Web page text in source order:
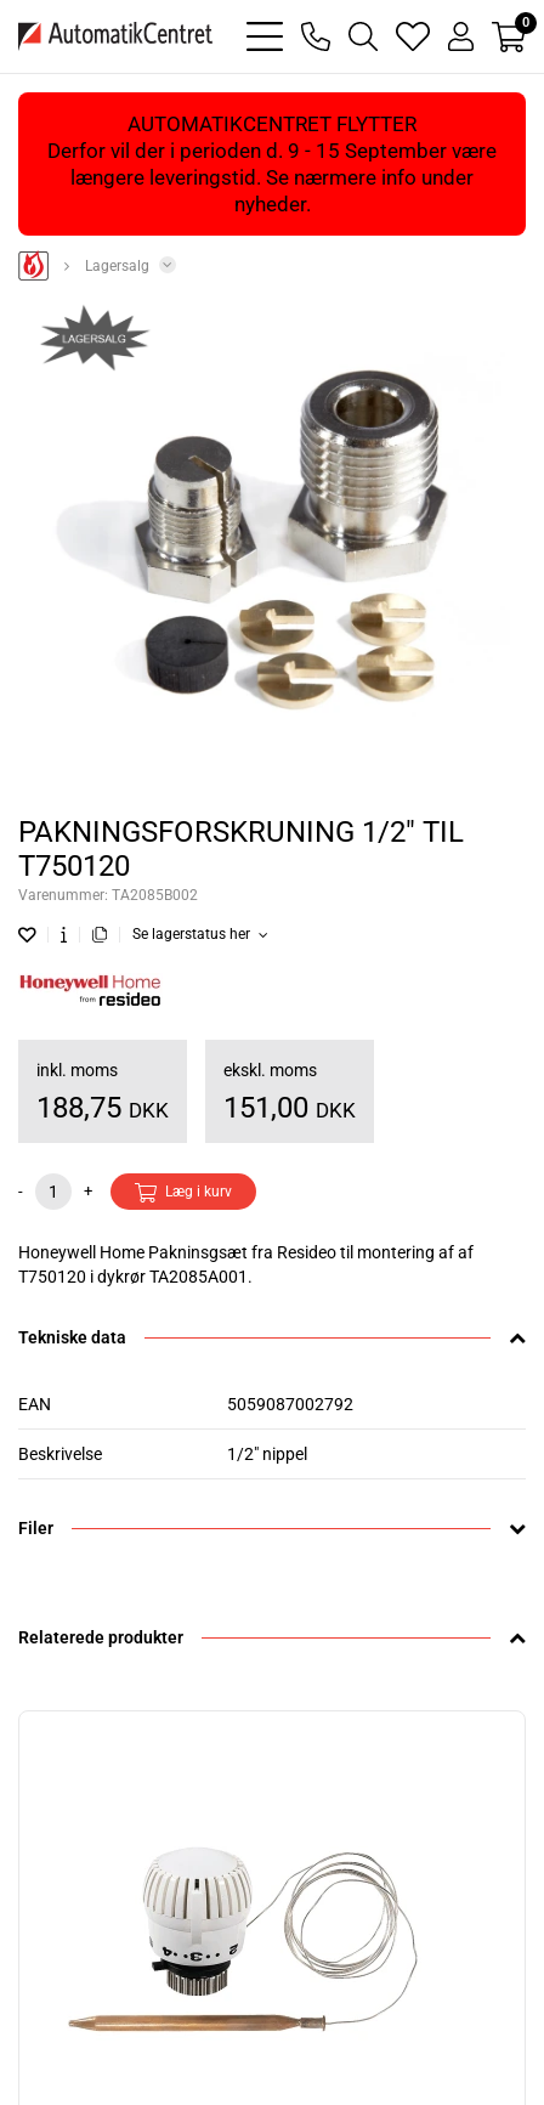
bars
light
phone
magnifying
glass
heart
light
user
light
0
AUTOMATIKCENTRET FLYTTER
Derfor vil der i perioden d. 9 - 15 September være
længere leveringstid. Se nærmere info under
nyheder.
Lagersalg
PAKNINGSFORSKRUNING 1/2" TIL
T750120
Varenummer: TA2085B002
Se lagerstatus her
inkl. moms
188,75 DKK
ekskl. moms
151,00 DKK
- + Læg i kurv
Honeywell Home Pakninsgsæt fra Resideo til montering af af
T750120 i dykrør TA2085A001.
Tekniske data
EAN 5059087002792
Beskrivelse 1/2" nippel
Filer
Relaterede produkter